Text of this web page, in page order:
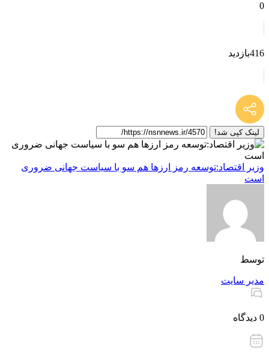
0
416بازدید
لینک کپی شد!
وزیر اقتصاد:توسعه رمز ارزها هم سو با سیاست جهانی ضروری
است
توسط
مدیر سایت
0 دیدگاه